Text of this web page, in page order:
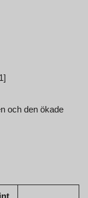
och den ökade